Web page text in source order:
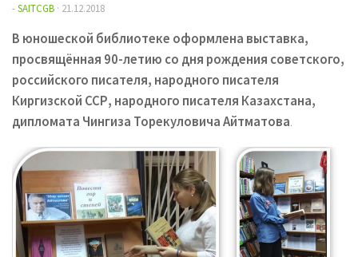
-SAITCGB · 21.12.2018
В юношеской библиотеке оформлена выставка,
просвящённая 90-летию со дня рождения советского,
российского писателя, народного писателя
Киргизской ССР, народного писателя Казахстана,
дипломата Чингиза Торекуловича Айтматова.